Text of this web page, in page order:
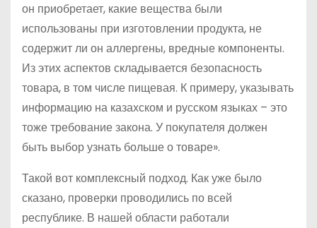
он приобретает, какие вещества были
использованы при изготовлении продукта, не
содержит ли он аллергены, вредные компоненты.
Из этих аспектов складывается безопасность
товара, в том числе пищевая. К примеру, указывать
информацию на казахском и русском языках – это
тоже требование закона. У покупателя должен
быть выбор узнать больше о товаре».
Такой вот комплексный подход. Как уже было
сказано, проверки проводились по всей
республике. В нашей области работали